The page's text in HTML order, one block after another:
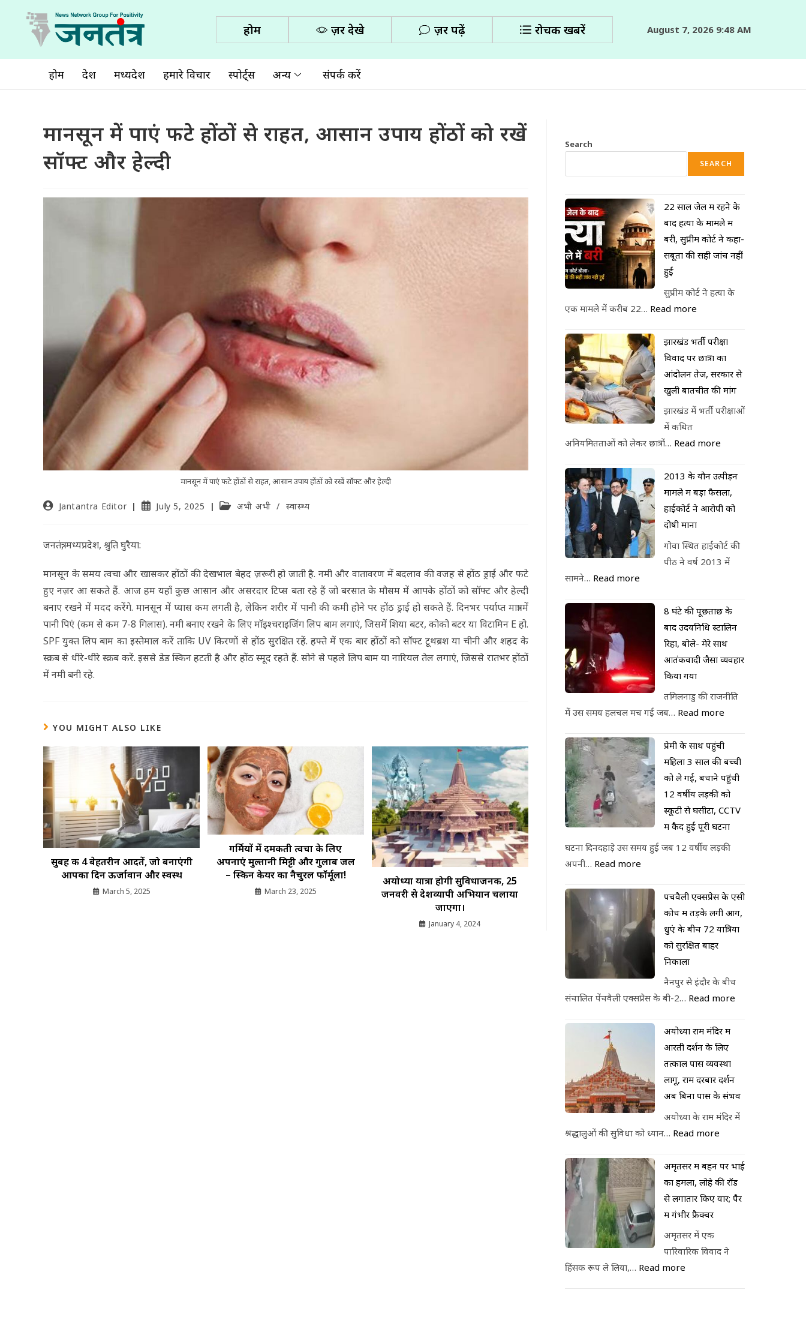
होम ज़रूर देखे ज़रूर पढ़ें रोचक खबरें August 7, 2026 9:48 AM
होम देश मध्यप्रदेश हमारे विचार स्पोर्ट्स अन्य संपर्क करें
मानसून में पाएं फटे होंठों से राहत, आसान उपाय होंठों को रखें
सॉफ्ट और हेल्दी
मानसून में पाएं फटे होंठों से राहत, आसान उपाय होंठों को रखें सॉफ्ट और हेल्दी
Jantantra Editor July 5, 2025 अभी अभी / स्वास्थ्य
जनतंत्र, मध्यप्रदेश, श्रुति घुरैया:
मानसून के समय त्वचा और खासकर होंठों की देखभाल बेहद ज़रूरी हो जाती है. नमी और वातावरण में बदलाव की वजह से होंठ ड्राई और फटे
हुए नज़र आ सकते हैं. आज हम यहाँ कुछ आसान और असरदार टिप्स बता रहे हैं जो बरसात के मौसम में आपके होंठों को सॉफ्ट और हेल्दी
बनाए रखने में मदद करेंगे. मानसून में प्यास कम लगती है, लेकिन शरीर में पानी की कमी होने पर होंठ ड्राई हो सकते हैं. दिनभर पर्याप्त मात्रा में
पानी पिएं (कम से कम 7-8 गिलास). नमी बनाए रखने के लिए मॉइश्चराइजिंग लिप बाम लगाएं, जिसमें शिया बटर, कोको बटर या विटामिन E हो.
SPF युक्त लिप बाम का इस्तेमाल करें ताकि UV किरणों से होंठ सुरक्षित रहें. हफ्ते में एक बार होंठों को सॉफ्ट टूथब्रश या चीनी और शहद के
स्क्रब से धीरे-धीरे स्क्रब करें. इससे डेड स्किन हटती है और होंठ स्मूद रहते हैं. सोने से पहले लिप बाम या नारियल तेल लगाएं, जिससे रातभर होंठों
में नमी बनी रहे.
YOU MIGHT ALSO LIKE
सुबह की 4 बेहतरीन आदतें, जो बनाएंगी
आपका दिन ऊर्जावान और स्वस्थ
March 5, 2025
गर्मियों में दमकती त्वचा के लिए
अपनाएं मुल्तानी मिट्टी और गुलाब जल
– स्किन केयर का नैचुरल फॉर्मूला!
March 23, 2025
अयोध्या यात्रा होगी सुविधाजनक, 25
जनवरी से देशव्यापी अभियान चलाया
जाएगा।
January 4, 2024
Search
SEARCH
22 साल जेल में रहने के
बाद हत्या के मामले में
बरी, सुप्रीम कोर्ट ने कहा-
सबूतों की सही जांच नहीं
हुई
सुप्रीम कोर्ट ने हत्या के
एक मामले में करीब 22… Read more
झारखंड भर्ती परीक्षा
विवाद पर छात्रों का
आंदोलन तेज, सरकार से
खुली बातचीत की मांग
झारखंड में भर्ती परीक्षाओं
में कथित
अनियमितताओं को लेकर छात्रों… Read more
2013 के यौन उत्पीड़न
मामले में बड़ा फैसला,
हाईकोर्ट ने आरोपी को
दोषी माना
गोवा स्थित हाईकोर्ट की
पीठ ने वर्ष 2013 में
सामने… Read more
8 घंटे की पूछताछ के
बाद उदयनिधि स्टालिन
रिहा, बोले- मेरे साथ
आतंकवादी जैसा व्यवहार
किया गया
तमिलनाडु की राजनीति
में उस समय हलचल मच गई जब… Read more
प्रेमी के साथ पहुंची
महिला 3 साल की बच्ची
को ले गई, बचाने पहुंची
12 वर्षीय लड़की को
स्कूटी से घसीटा, CCTV
में कैद हुई पूरी घटना
घटना दिनदहाड़े उस समय हुई जब 12 वर्षीय लड़की
अपनी… Read more
पेंचवैली एक्सप्रेस के एसी
कोच में तड़के लगी आग,
धुएं के बीच 72 यात्रियों
को सुरक्षित बाहर
निकाला
नैनपुर से इंदौर के बीच
संचालित पेंचवैली एक्सप्रेस के बी-2… Read more
अयोध्या राम मंदिर में
आरती दर्शन के लिए
तत्काल पास व्यवस्था
लागू, राम दरबार दर्शन
अब बिना पास के संभव
अयोध्या के राम मंदिर में
श्रद्धालुओं की सुविधा को ध्यान… Read more
अमृतसर में बहन पर भाई
का हमला, लोहे की रॉड
से लगातार किए वार; पैर
में गंभीर फ्रैक्चर
अमृतसर में एक
पारिवारिक विवाद ने
हिंसक रूप ले लिया,… Read more